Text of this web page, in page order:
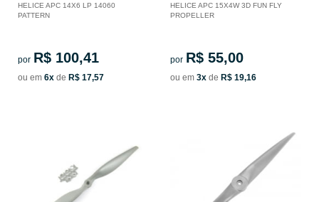
HELICE APC 14X6 LP 14060
PATTERN
por R$ 100,41
ou em 6x de R$ 17,57
HELICE APC 15X4W 3D FUN FLY
PROPELLER
por R$ 55,00
ou em 3x de R$ 19,16